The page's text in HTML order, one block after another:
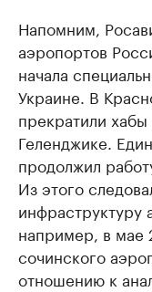
Напомним,
аэропортов
начала
Украине. В
прекратили
Геленджике.
продолжил
Из этого
инфраструктуру
например, в мае
сочинского
отношению к